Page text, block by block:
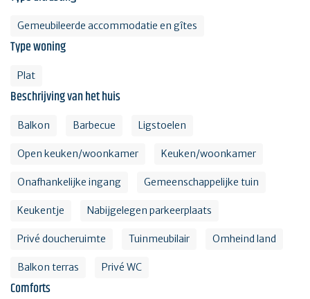
Gemeubileerde accommodatie en gîtes
Type woning
Plat
Beschrijving van het huis
Balkon Barbecue Ligstoelen
Open keuken/woonkamer Keuken/woonkamer
Onafhankelijke ingang Gemeenschappelijke tuin
Keukentje Nabijgelegen parkeerplaats
Privé doucheruimte Tuinmeubilair Omheind land
Balkon terras Privé WC
Comforts